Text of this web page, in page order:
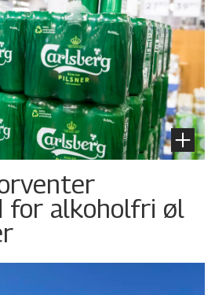
for alkoholfri øl